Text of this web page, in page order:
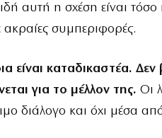
αυτή η σχέση είναι τόσο
ακραίες συμπεριφορές.
είναι καταδικαστέα.
για το μέλλον της. Οι
διάλογο και όχι μέσα από